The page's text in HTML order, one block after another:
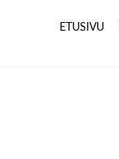
ETUSIVU